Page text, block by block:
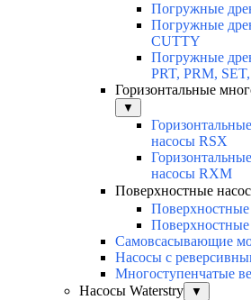
Погружные
Погружные
CUTTY
Погружные
PRT, PRM,
Горизонтальные
▼
насосы RSX
насосы RXM
Поверхностные
Самовсасывающие
Насосы с
Многоступенчатые
Насосы Waterstry
▼